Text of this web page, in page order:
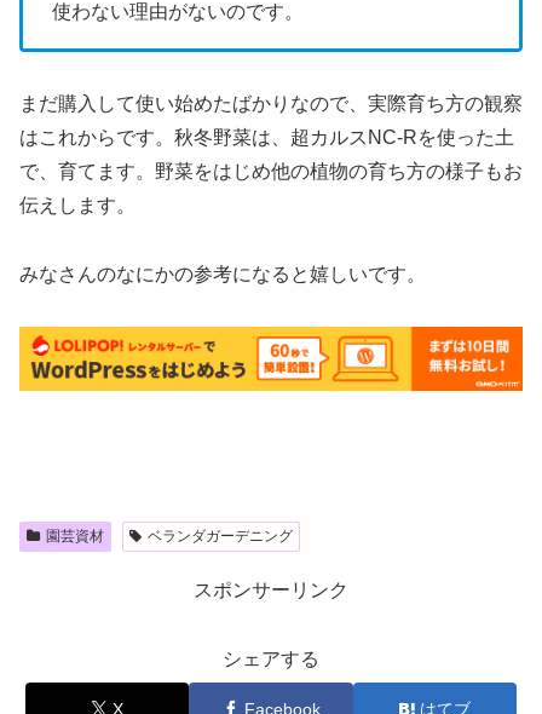
使わない理由がないのです。
まだ購入して使い始めたばかりなので、実際育ち方の観察
はこれからです。秋冬野菜は、超カルスNC-Rを使った土
で、育てます。野菜をはじめ他の植物の育ち方の様子もお
伝えします。
みなさんのなにかの参考になると嬉しいです。
園芸資材 ベランダガーデニング
スポンサーリンク
シェアする
X Facebook はてブ